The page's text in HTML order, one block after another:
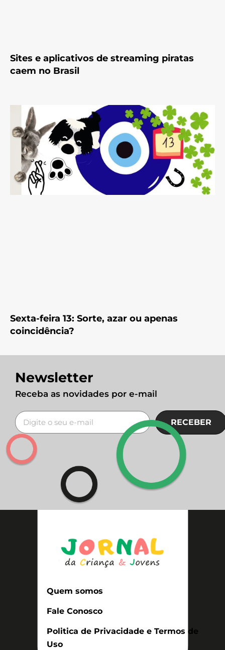
Sites e aplicativos de streaming piratas
caem no Brasil
Sexta-feira 13: Sorte, azar ou apenas
coincidência?
Newsletter
Receba as novidades por e-mail
RECEBER
Quem somos
Fale Conosco
Politica de Privacidade e Termos de
Uso